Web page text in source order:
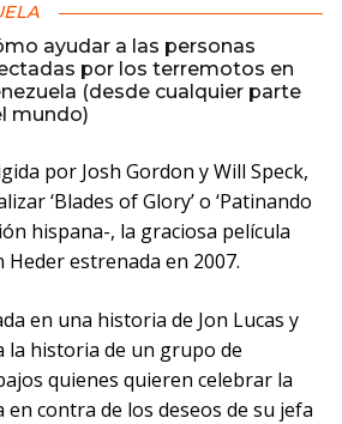
ayudar a las personas
por los terremotos en
(desde cualquier parte
mundo)
por Josh Gordon y Will Speck,
‘Blades of Glory’ o ‘Patinando
hispana-, la graciosa película
Heder estrenada en 2007.
en una historia de Jon Lucas y
la historia de un grupo de
quienes quieren celebrar la
en contra de los deseos de su jefa